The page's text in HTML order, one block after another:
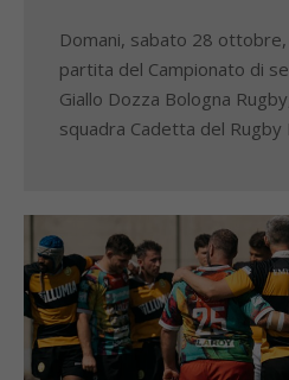
Domani, sabato 28
partita del Campionato di
Giallo Dozza Bologna
squadra Cadetta del Rugby